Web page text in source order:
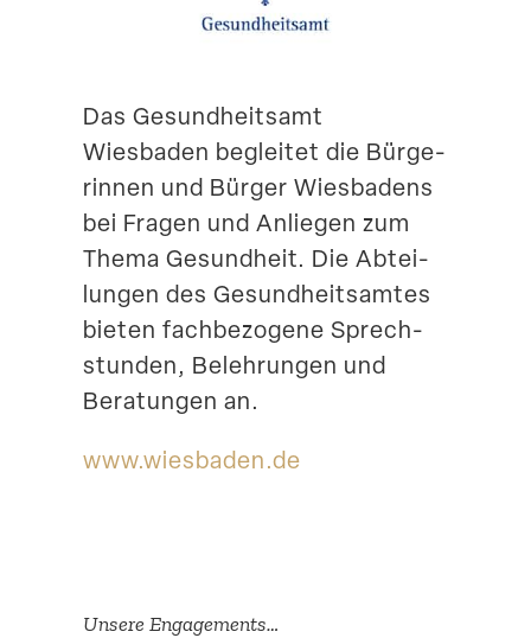
Suche
Das Gesund­heitsamt
Wiesbaden begleitet die Bürge­
rinnen und Bürger Wiesbadens
bei Fragen und Anliegen zum
Thema Gesundheit. Die Abtei­
lungen des Gesund­heits­amtes
bieten fachbe­zogene Sprech­
stunden, Beleh­rungen und
Beratungen an.
www​.wiesbaden​.de
Unsere Engage­ments…